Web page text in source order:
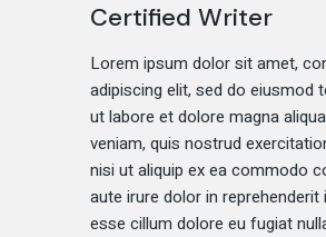
Certified Writer
Lorem ipsum dolor sit amet,
adipiscing elit, sed do eiusmod
ut labore et dolore magna
veniam, quis nostrud
nisi ut aliquip ex ea commodo
aute irure dolor in
esse cillum dolore eu fugiat